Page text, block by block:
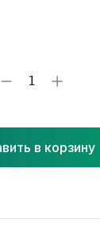
1
в корзину